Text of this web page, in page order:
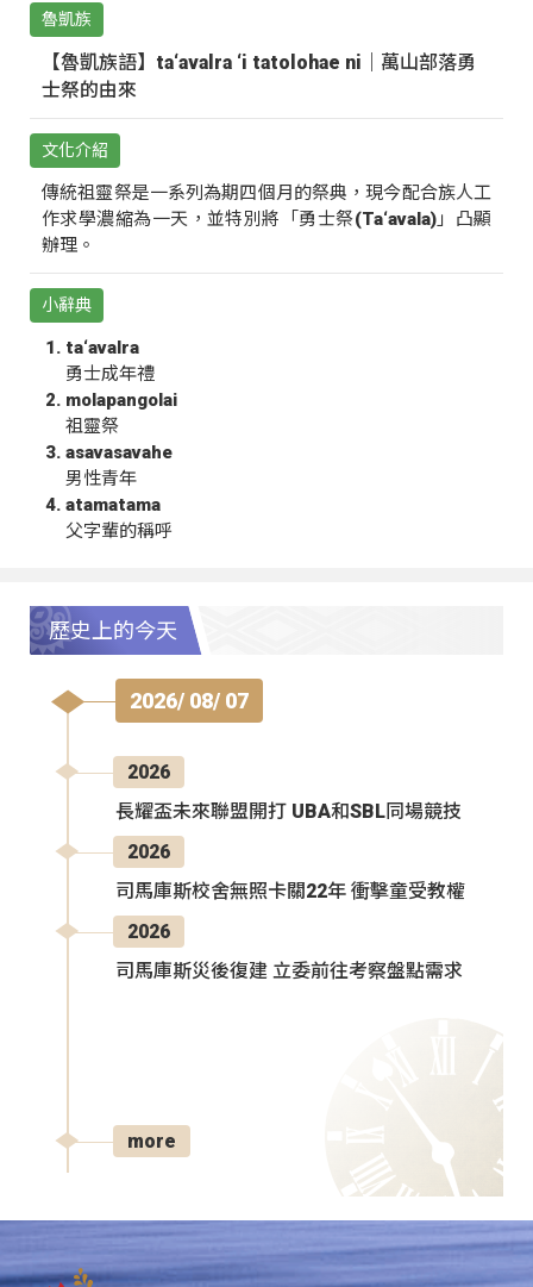
魯凱族
【魯凱族語】ta‘avalra ‘i tatolohae ni｜萬山部落勇
士祭的由來
文化介紹
傳統祖靈祭是一系列為期四個月的祭典，現今配合族人工
作求學濃縮為一天，並特別將「勇士祭(Ta‘avala)」凸顯
辦理。
小辭典
ta‘avalra
勇士成年禮
molapangolai
祖靈祭
asavasavahe
男性青年
atamatama
父字輩的稱呼
歷史上的今天
2026/ 08/ 07
2026
長耀盃未來聯盟開打 UBA和SBL同場競技
2026
司馬庫斯校舍無照卡關22年 衝擊童受教權
2026
司馬庫斯災後復建 立委前往考察盤點需求
more